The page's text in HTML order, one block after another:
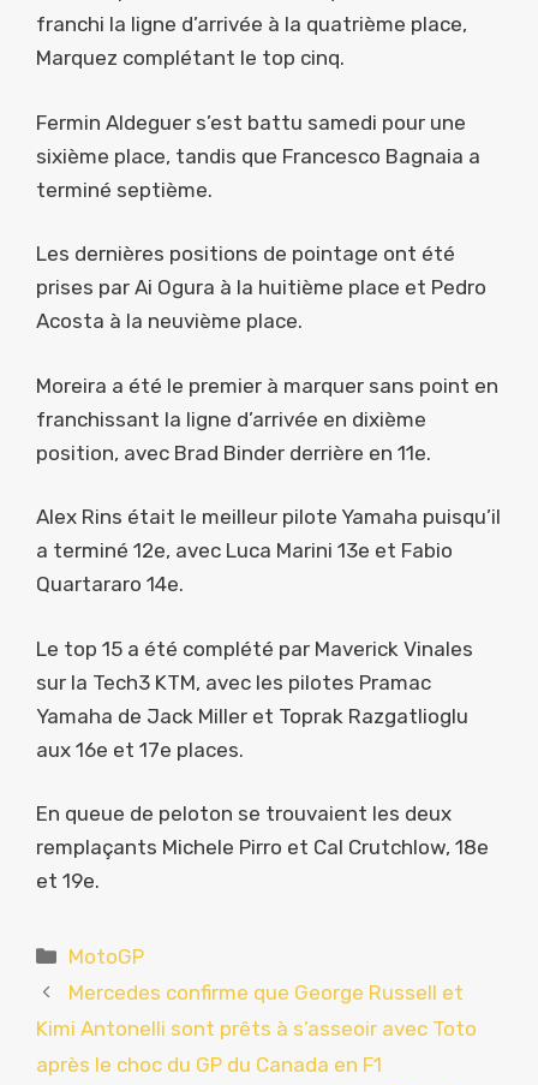
franchi la ligne d’arrivée à la quatrième place,
Marquez complétant le top cinq.
Fermin Aldeguer s’est battu samedi pour une
sixième place, tandis que Francesco Bagnaia a
terminé septième.
Les dernières positions de pointage ont été
prises par Ai Ogura à la huitième place et Pedro
Acosta à la neuvième place.
Moreira a été le premier à marquer sans point en
franchissant la ligne d’arrivée en dixième
position, avec Brad Binder derrière en 11e.
Alex Rins était le meilleur pilote Yamaha puisqu’il
a terminé 12e, avec Luca Marini 13e et Fabio
Quartararo 14e.
Le top 15 a été complété par Maverick Vinales
sur la Tech3 KTM, avec les pilotes Pramac
Yamaha de Jack Miller et Toprak Razgatlioglu
aux 16e et 17e places.
En queue de peloton se trouvaient les deux
remplaçants Michele Pirro et Cal Crutchlow, 18e
et 19e.
Catégories
MotoGP
Mercedes confirme que George Russell et
Kimi Antonelli sont prêts à s’asseoir avec Toto
après le choc du GP du Canada en F1